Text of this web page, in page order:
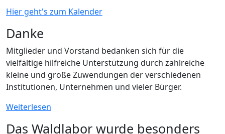
Hier geht's zum Kalender
Danke
Mitglieder und Vorstand bedanken sich für die
vielfältige hilfreiche Unterstützung durch zahlreiche
kleine und große Zuwendungen der verschiedenen
Institutionen, Unternehmen und vieler Bürger.
Weiterlesen
Das Waldlabor wurde besonders